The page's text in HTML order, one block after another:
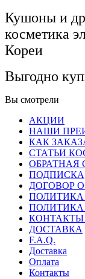
Кушоны и
косметика
Кореи
Выгодно
Вы смотрели
АКЦИИ
НАШИ
КАК
СТАТЬИ
ОБРАТНАЯ
ПОДПИСКА
ДОГОВОР
ПОЛИТИКА
ДОСТАВКА
F.A.Q.
Доставка
Оплата
Контакты